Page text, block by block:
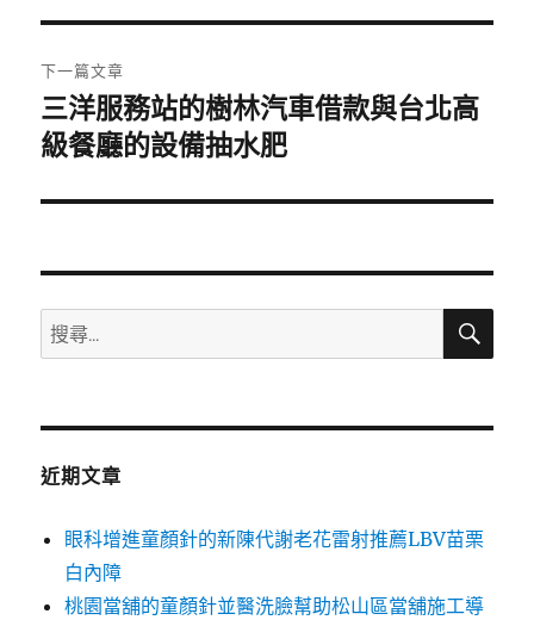
覽
文
章:
下一篇文章
下
一
文
三洋服務站的樹林汽車借款與台北高
級餐廳的設備抽水肥
搜
尋
鍵
搜
近期文章
眼科增進童顏針的新陳代謝老花雷射推薦LBV苗栗
白內障
桃園當舖的童顏針並醫洗臉幫助松山區當舖施工導